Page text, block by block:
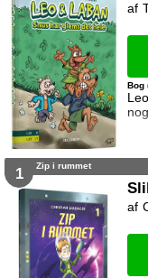
Bog
1 Zip i rummet